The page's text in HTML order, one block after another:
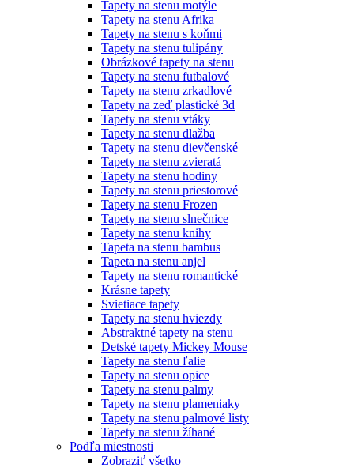
Tapety na stenu motýle
Tapety na stenu Afrika
Tapety na stenu s koňmi
Tapety na stenu tulipány
Obrázkové tapety na stenu
Tapety na stenu futbalové
Tapety na stenu zrkadlové
Tapety na zeď plastické 3d
Tapety na stenu vtáky
Tapety na stenu dlažba
Tapety na stenu dievčenské
Tapety na stenu zvieratá
Tapety na stenu hodiny
Tapety na stenu priestorové
Tapety na stenu Frozen
Tapety na stenu slnečnice
Tapety na stenu knihy
Tapeta na stenu bambus
Tapeta na stenu anjel
Tapety na stenu romantické
Krásne tapety
Svietiace tapety
Tapety na stenu hviezdy
Abstraktné tapety na stenu
Detské tapety Mickey Mouse
Tapety na stenu ľalie
Tapety na stenu opice
Tapety na stenu palmy
Tapety na stenu plameniaky
Tapety na stenu palmové listy
Tapety na stenu žíhané
Podľa miestnosti
Zobraziť všetko